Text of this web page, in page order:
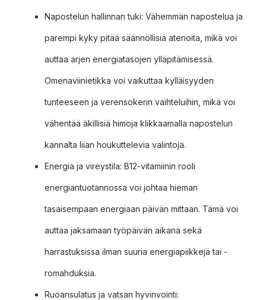
Napostelun hallinnan tuki: Vähemmän napostelua ja
parempi kyky pitää säännöllisiä aterioita, mikä voi
auttaa arjen energiatasojen ylläpitämisessä.
Omenaviinietikka voi vaikuttaa kylläisyyden
tunteeseen ja verensokerin vaihteluihin, mikä voi
vähentää äkillisiä himoja klikkaamalla napostelun
kannalta liian houkuttelevia valintoja.
Energia ja vireystila: B12-vitamiinin rooli
energiantuotannossa voi johtaa hieman
tasaisempaan energiaan päivän mittaan. Tämä voi
auttaa jaksamaan työpäivän aikana sekä
harrastuksissa ilman suuria energiapiikkejä tai -
romahduksia.
Ruoansulatus ja vatsan hyvinvointi: